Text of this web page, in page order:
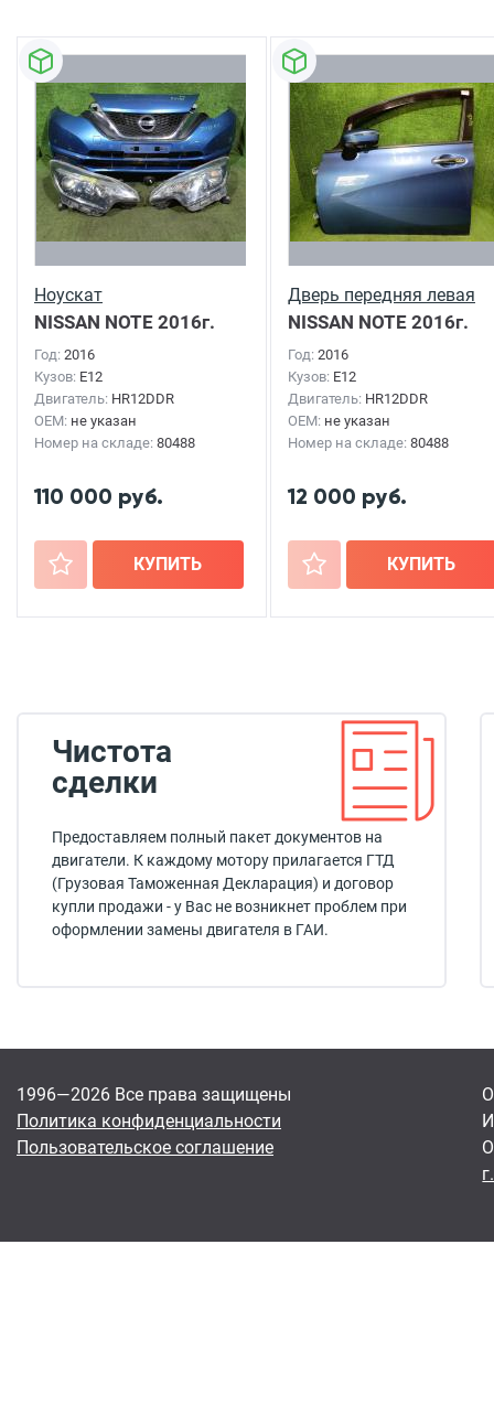
Ноускат
NISSAN NOTE 2016г.
Год: 2016
Кузов: E12
Двигатель: HR12DDR
OEM: не указан
Номер на складе: 80488
110 000 руб.
+ КУПИТЬ
Дверь передняя левая
NISSAN NOTE 2016г.
Год: 2016
Кузов: E12
Двигатель: HR12DDR
OEM: не указан
Номер на складе: 80488
12 000 руб.
+ КУПИТЬ
Чистота
сделки
Предоставляем полный пакет документов на
двигатели. К каждому мотору прилагается ГТД
(Грузовая Таможенная Декларация) и договор
купли продажи - у Вас не возникнет проблем при
оформлении замены двигателя в ГАИ.
1996—2026 Все права защищены
Политика конфиденциальности
Пользовательское соглашение